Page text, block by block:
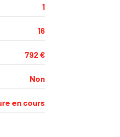
1
16
792 €
Non
en cours